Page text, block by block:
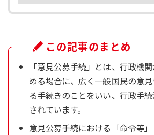
この記事のまとめ
「意見公募手続」とは、行政機
める場合に、広く一般国民の意
る手続きのことをいい、行政手
されています。
意見公募手続における「命令等